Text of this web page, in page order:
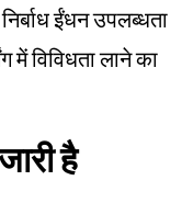
ईंधन उपलब्धता
में विविधता लाने का
है